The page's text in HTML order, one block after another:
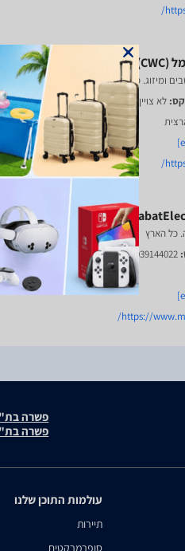
ומיזוג. פריסה ארצית
לא צויין
כל הארץ
039144022
https://
פשרה בת"צ
פשרה בת"צ
עולמות התוכן שלנו
תיירות
סופרמרקטים